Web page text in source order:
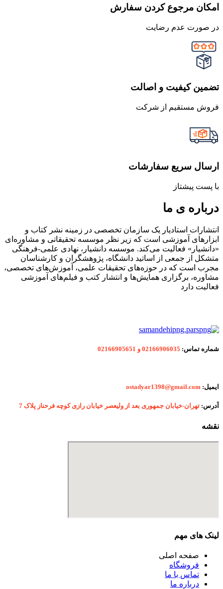
امکان مرجوع کردن سفارش
در صورت عدم رضایت
تضمین کیفیت و اصالت
فروش مستقیم از شرکت
ارسال سریع سفارشات
با پست پیشتاز
درباره ی ما
انتشارات استادیار یک سازمان تخصصی در زمینه نشر کتاب و
ابزارهای آموزشی است که زیر نظر موسسه تحقیقاتی و مشاوره‌ای
«دانشیار» فعالیت می‌کند. موسسه دانشیار، نهادی علمی-فرهنگی
متشکل از جمعی از اساتید دانشگاه، پژوهشگران و کارشناسان
مجرب است که در حوزه‌های تحقیقات علمی، آموزش‌های تخصصی،
مشاوره، برگزاری همایش‌ها و انتشار کتب و فیلم‌های آموزشی
فعالیت دارد
شماره تماس: 02166906035 و 02166905651
ایمیل: ostadyar1398@gmail.com
آدرس: تهران-خیابان جمهوری بعد از ولیعصر خیابان رازی کوچه فرحناز پلاک 7
نقشه
لینک های مهم
صفحه اصلی
فروشگاه
تماس با ما
درباره ما